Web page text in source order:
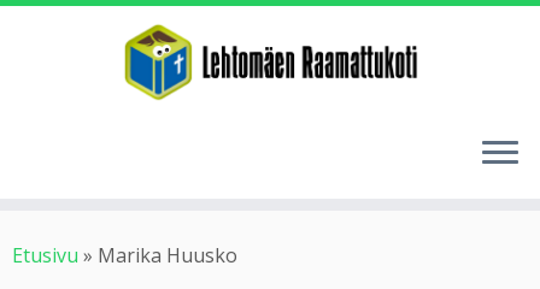
Etusivu » Marika Huusko